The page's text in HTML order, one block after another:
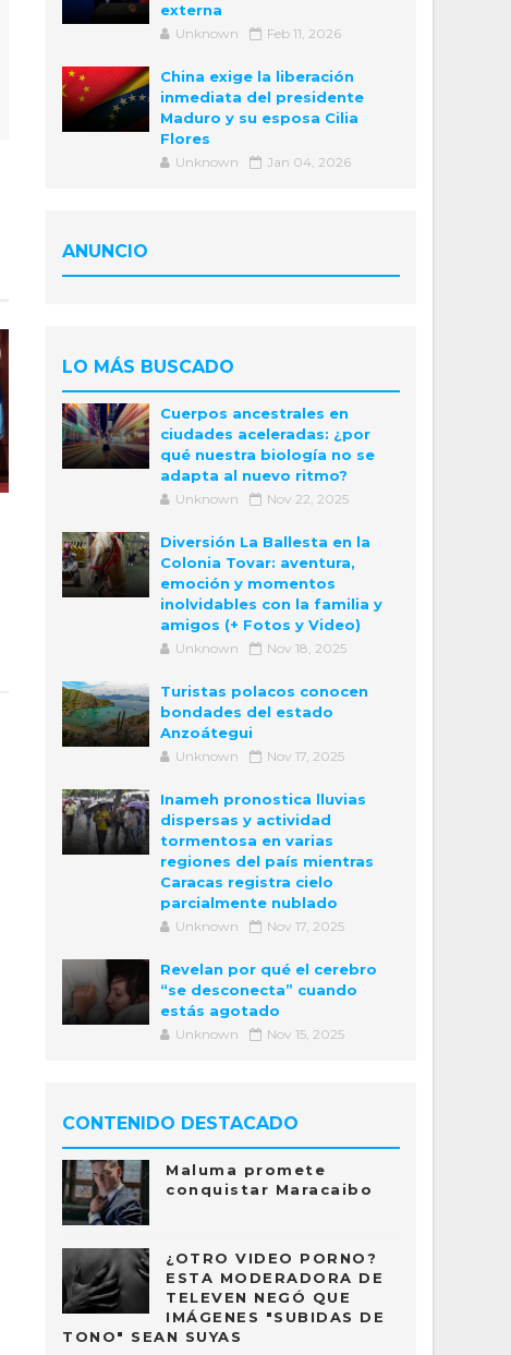
externa
Unknown Feb 11, 2026
China exige la liberación
inmediata del presidente
Maduro y su esposa Cilia
Flores
Unknown Jan 04, 2026
ANUNCIO
LO MÁS BUSCADO
Cuerpos ancestrales en
ciudades aceleradas: ¿por
qué nuestra biología no se
adapta al nuevo ritmo?
Unknown Nov 22, 2025
Diversión La Ballesta en la
Colonia Tovar: aventura,
emoción y momentos
inolvidables con la familia y
amigos (+ Fotos y Video)
Unknown Nov 18, 2025
Turistas polacos conocen
bondades del estado
Anzoátegui
Unknown Nov 17, 2025
Inameh pronostica lluvias
dispersas y actividad
tormentosa en varias
regiones del país mientras
Caracas registra cielo
parcialmente nublado
Unknown Nov 17, 2025
Revelan por qué el cerebro
“se desconecta” cuando
estás agotado
Unknown Nov 15, 2025
CONTENIDO DESTACADO
Maluma promete
conquistar Maracaibo
¿OTRO VIDEO PORNO?
ESTA MODERADORA DE
TELEVEN NEGÓ QUE
IMÁGENES "SUBIDAS DE
TONO" SEAN SUYAS